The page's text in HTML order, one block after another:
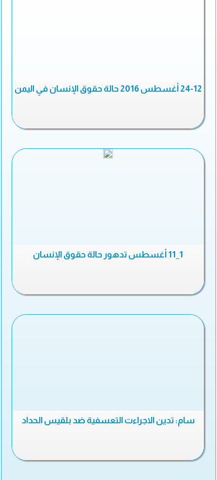
24-12 أغسطس 2016 حالة حقوق الإنسان في اليمن
1_11 أغسطس تدهور حالة حقوق الإنسان
سام: تدين الاجراءت التعسفية ضد بلقيس الحداد